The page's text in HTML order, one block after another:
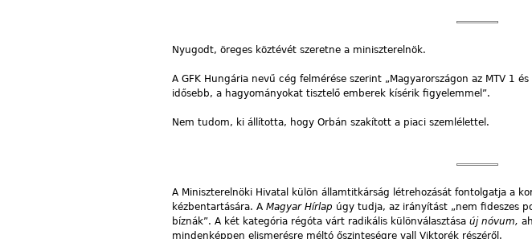
Nyugodt, öreges köztévét szeretne a miniszterelnök.
A GFK Hungária nevű cég felmérése szerint „Magyarországon az MTV 1
idősebb, a hagyományokat tisztelő emberek kísérik figyelemmel”.
Nem tudom, ki állította, hogy Orbán szakított a piaci szemlélettel.
A Miniszterelnöki Hivatal külön államtitkárság létrehozását fontolgatja a
kézbentartására. A Magyar Hírlap úgy tudja, az irányítást „nem fideszes
bíznák”. A két kategória régóta várt radikális különválasztása új nóvum,
mindenképpen elismerésre méltó őszinteségre vall Viktorék részéről.